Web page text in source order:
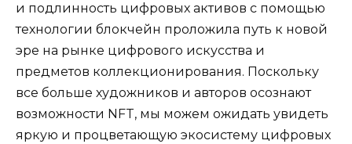
и подлинность цифровых активов с помощью
технологии блокчейн проложила путь к новой
эре на рынке цифрового искусства и
предметов коллекционирования. Поскольку
все больше художников и авторов осознают
возможности NFT, мы можем ожидать увидеть
яркую и процветающую экосистему цифровых